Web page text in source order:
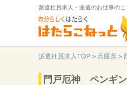
派遣社員求人・派遣のお仕事のこ
派遣社員求人TOP > 兵庫県 >
門戸厄神 ペンギ